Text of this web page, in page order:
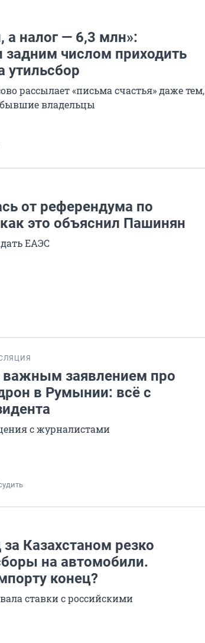
налог — 6,3 млн»:
задним числом приходить
утильсбор
рассылает «письма счастья» даже тем,
владельцы
от референдума по
это объяснил Пашинян
ЕАЭС
важным заявлением про
в Румынии: всё с
с журналистами
Казахстаном резко
на автомобили.
конец?
ставки с российскими